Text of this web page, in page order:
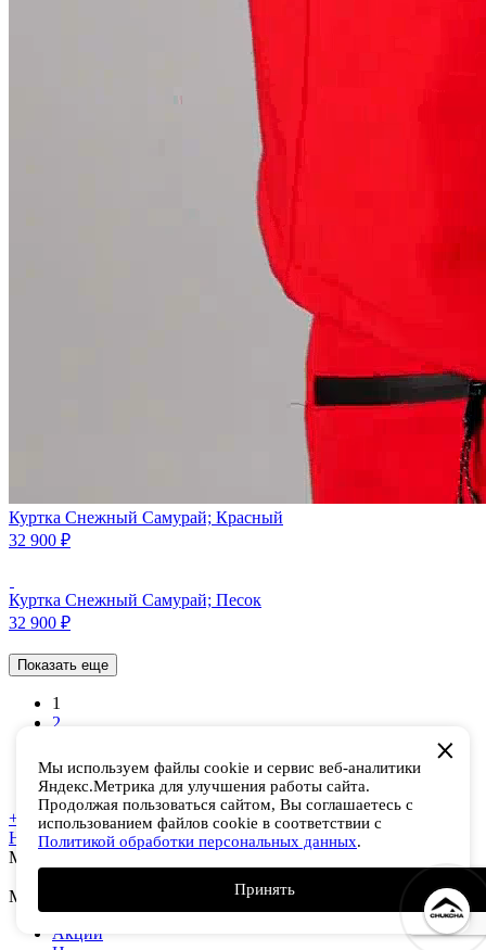
Куртка Снежный Самурай; Красный
32 900 ₽
Куртка Снежный Самурай; Песок
32 900 ₽
Показать еще
1
2
→
+7 (843) 210-52-48
Написать в Телеграм shop@chukchas.com
Мы в соц. сетях
Мужчинам
Акции
Мы используем файлы cookie и сервис веб-аналитики
Яндекс.Метрика для улучшения работы сайта.
Продолжая пользоваться сайтом, Вы соглашаетесь с
использованием файлов cookie в соответствии с
Политикой обработки персональных данных.
Принять